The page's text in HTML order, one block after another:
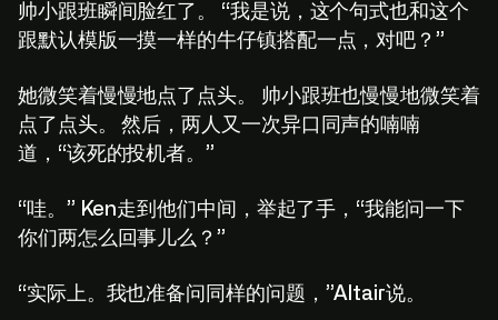
帅小跟班瞬间脸红了。 “我是说，这个句式也和这个
跟默认模版一摸一样的牛仔镇搭配一点，对吧？”
她微笑着慢慢地点了点头。 帅小跟班也慢慢地微笑着
点了点头。 然后，两人又一次异口同声的喃喃
道，“该死的投机者。”
“哇。” Ken走到他们中间，举起了手，“我能问一下
你们两怎么回事儿么？”
“实际上。我也准备问同样的问题，”Altair说。